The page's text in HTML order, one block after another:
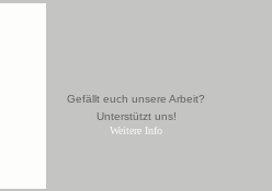
Gefällt euch unsere Arbeit?
Unterstützt uns!
Weitere Info